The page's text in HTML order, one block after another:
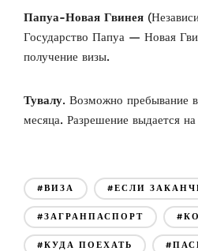
Папуа-Новая Гвинея
Государство Папуа — Новая
получение визы.
Тувалу. Возможно пребывание
месяца. Разрешение выдается
#ВИЗА #ЕСЛИ
#ЗАГРАНПАСПОРТ
#КУДА ПОЕХАТЬ